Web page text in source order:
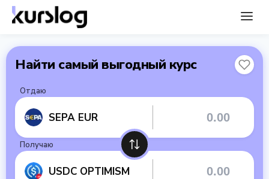
Найти самый выгодный курс
Отдаю
SEPA EUR
Получаю
USDC OPTIMISM